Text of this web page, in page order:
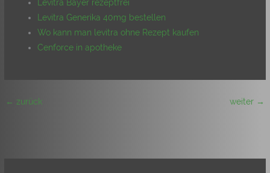
Levitra Bayer rezeptfrei
Levitra Generika 40mg bestellen
Wo kann man levitra ohne Rezept kaufen
Cenforce in apotheke
← zurück weiter →